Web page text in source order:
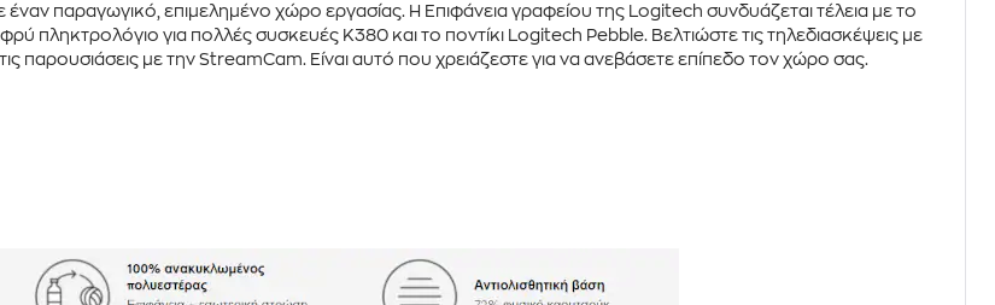
έναν παραγωγικό, επιμελημένο χώρο εργασίας. Η Επιφάνεια γραφείου της Logitech συνδυάζεται τέλεια με το
πληκτρολόγιο για πολλές συσκευές K380 και το ποντίκι Logitech Pebble. Βελτιώστε τις τηλεδιασκέψεις με
παρουσιάσεις με τηνStreamCam. Είναι αυτό που χρειάζεστε για να ανεβάσετε επίπεδο τον χώρο σας.